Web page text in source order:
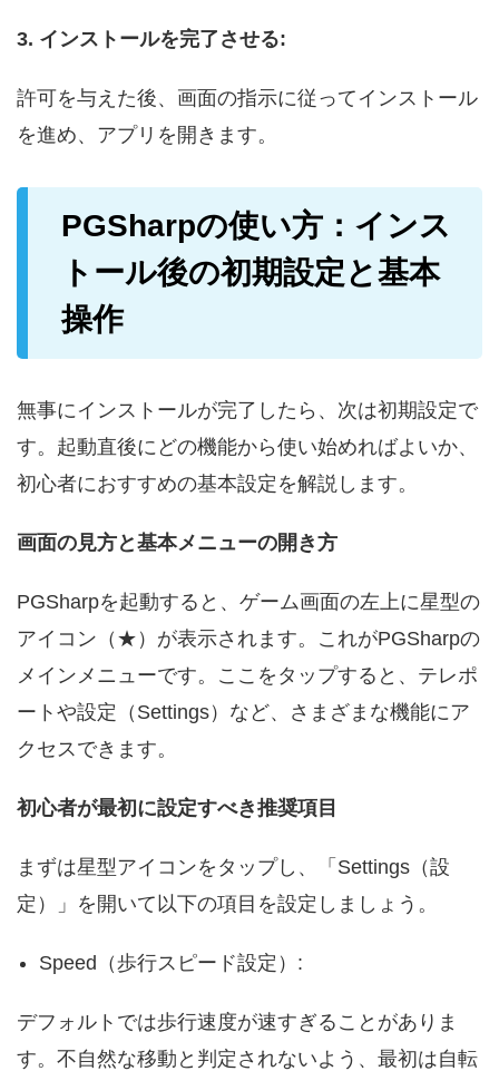
3. インストールを完了させる:
許可を与えた後、画面の指示に従ってインストール
を進め、アプリを開きます。
PGSharpの使い方：インス
トール後の初期設定と基本
操作
無事にインストールが完了したら、次は初期設定で
す。起動直後にどの機能から使い始めればよいか、
初心者におすすめの基本設定を解説します。
画面の見方と基本メニューの開き方
PGSharpを起動すると、ゲーム画面の左上に星型の
アイコン（★）が表示されます。これがPGSharpの
メインメニューです。ここをタップすると、テレポ
ートや設定（Settings）など、さまざまな機能にア
クセスできます。
初心者が最初に設定すべき推奨項目
まずは星型アイコンをタップし、「Settings（設
定）」を開いて以下の項目を設定しましょう。
Speed（歩行スピード設定）:
デフォルトでは歩行速度が速すぎることがありま
す。不自然な移動と判定されないよう、最初は自転